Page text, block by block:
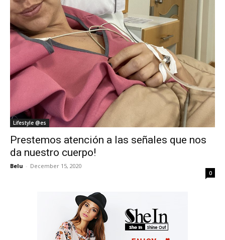
Lifestyle @es
Prestemos atención a las señales que nos
da nuestro cuerpo!
Belu - December 15, 2020
0